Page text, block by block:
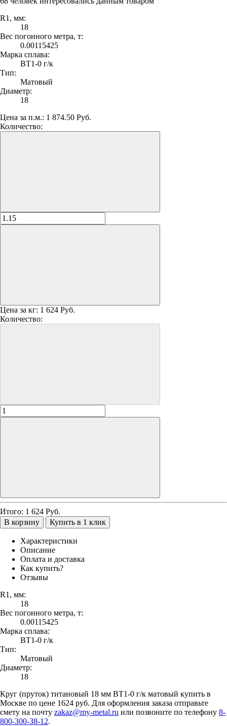
R1, мм:
18
Вес погонного метра, т:
0.00115425
Марка сплава:
ВТ1-0 г/к
Тип:
Матовый
Диаметр:
18
Цена за п.м.: 1 874.50 Руб.
Количество:
Цена за кг: 1 624 Руб.
Количество:
Итого: 1 624 Руб.
В корзину
Купить в 1 клик
Характеристики
Описание
Оплата и доставка
Как купить?
Отзывы
R1, мм:
18
Вес погонного метра, т:
0.00115425
Марка сплава:
ВТ1-0 г/к
Тип:
Матовый
Диаметр:
18
Круг (пруток) титановый 18 мм ВТ1-0 г/к матовый купить в
Москве по цене 1624 руб. Для оформления заказа отправьте
смету на почту zakaz@my-metal.ru или позвоните по телефону 8-
800-300-38-12.